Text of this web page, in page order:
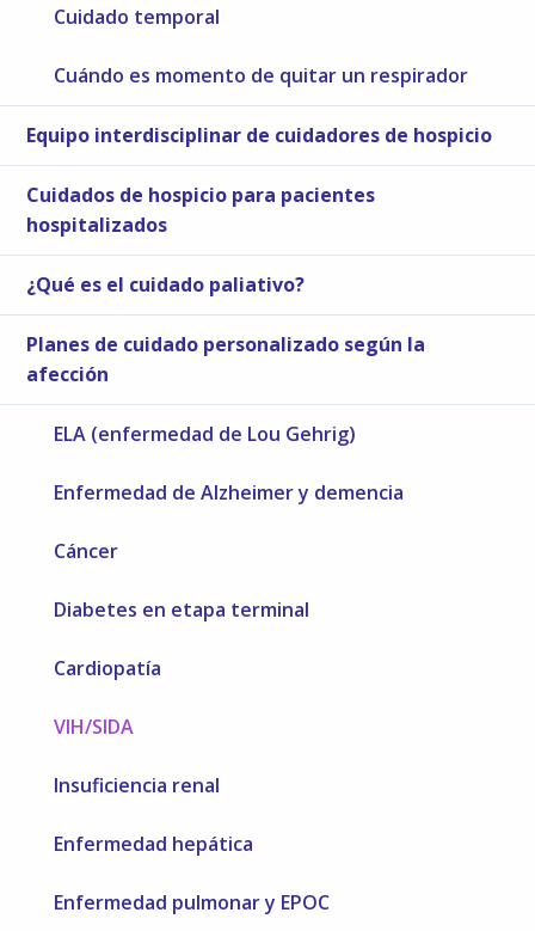
Cuidado temporal
Cuándo es momento de quitar un respirador
Equipo interdisciplinar de cuidadores de hospicio
Cuidados de hospicio para pacientes
hospitalizados
¿Qué es el cuidado paliativo?
Planes de cuidado personalizado según la
afección
ELA (enfermedad de Lou Gehrig)
Enfermedad de Alzheimer y demencia
Cáncer
Diabetes en etapa terminal
Cardiopatía
VIH/SIDA
Insuficiencia renal
Enfermedad hepática
Enfermedad pulmonar y EPOC